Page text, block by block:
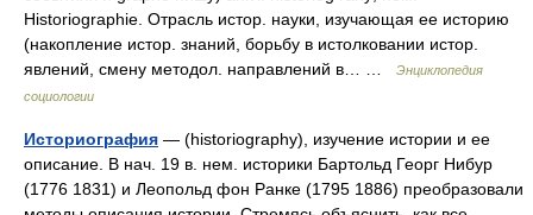
Historiographie. Отрасль истор. науки, изучающая ее историю
(накопление истор. знаний, борьбу в истолковании истор.
явлений, смену методол. направлений в… …
Энциклопедия
социологии
Историография — (historiography), изучение истории и ее
описание. В нач. 19 в. нем. историки Бартольд Георг Нибур
(1776 1831) и Леопольд фон Ранке (1795 1886) преобразовали